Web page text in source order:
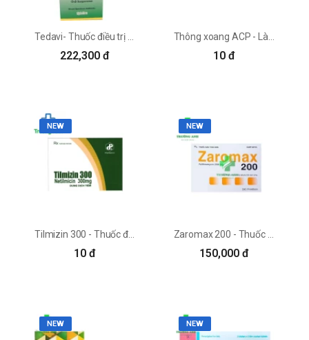
222,300 đ 10 đ
NEW
Tilmizin 300 - Thuốc điều trị nhiễm khuẩn hiệu quả
10 đ
NEW
150,000 đ
NEW NEW